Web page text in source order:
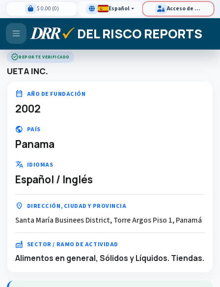
$ 0.00 (0) Español Acceso de clientes
DEL RISCO REPORTS
verifiedREPORTE VERIFICADO
UETA INC.
calendar_month AÑO DE FUNDACIÓN
2002
public PAÍS
Panama
translate IDIOMAS
Español / Inglés
location_on DIRECCIÓN, CIUDAD Y PROVINCIA
Santa María Businees District, Torre Argos Piso 1, Panamá
factory SECTOR / RAMO DE ACTIVIDAD
Alimentos en general, Sólidos y Líquidos. Tiendas.